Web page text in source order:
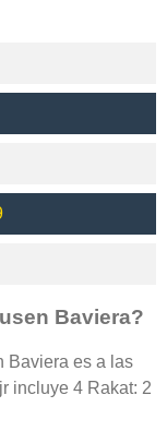
Baviera?
Baviera es a las
incluye 4 Rakat: 2